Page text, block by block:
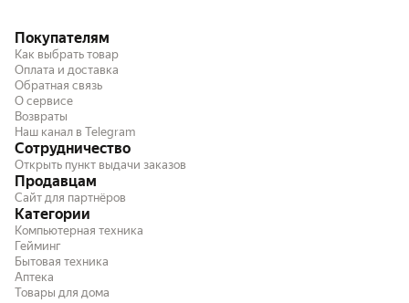
Покупателям
Как выбрать товар
Оплата и доставка
Обратная связь
О сервисе
Возвраты
Наш канал в Telegram
Сотрудничество
Открыть пункт выдачи заказов
Продавцам
Сайт для партнёров
Категории
Компьютерная техника
Гейминг
Бытовая техника
Аптека
Товары для дома